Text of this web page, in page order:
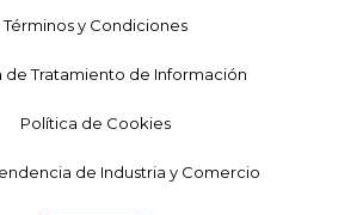
Términos y Condiciones
de Tratamiento de Información
Política de Cookies
de Industria y Comercio